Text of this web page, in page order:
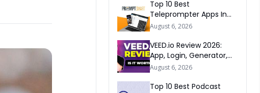
Top 10 Best
Teleprompter Apps In
2026
August 6, 2026
VEED.io Review 2026:
App, Login, Generator,
Download, AI & FAQs
August 6, 2026
Top 10 Best Podcast